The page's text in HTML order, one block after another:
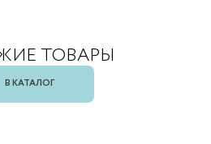
ТОВАРЫ
В КАТАЛОГ